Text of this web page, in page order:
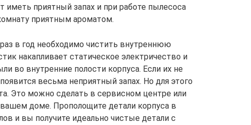
приятный запах и при работе пылесоса
приятным ароматом.
в год необходимо чистить внутреннюю
накапливает статическое электричество и
во внутренние полости корпуса. Если их не
весьма неприятный запах. Но для этого
Это можно сделать в сервисном центре или
доме. Прополощите детали корпуса в
и вы получите идеально чистые детали с